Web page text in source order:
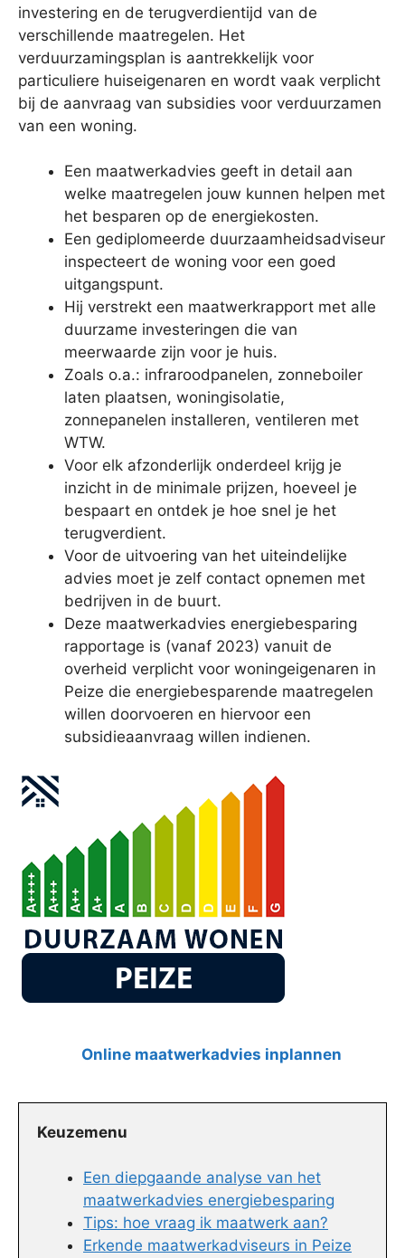
investering en de terugverdientijd van de
verschillende maatregelen. Het
verduurzamingsplan is aantrekkelijk voor
particuliere huiseigenaren en wordt vaak verplicht
bij de aanvraag van subsidies voor verduurzamen
van een woning.
Een maatwerkadvies geeft in detail aan
welke maatregelen jouw kunnen helpen met
het besparen op de energiekosten.
Een gediplomeerde duurzaamheidsadviseur
inspecteert de woning voor een goed
uitgangspunt.
Hij verstrekt een maatwerkrapport met alle
duurzame investeringen die van
meerwaarde zijn voor je huis.
Zoals o.a.: infraroodpanelen, zonneboiler
laten plaatsen, woningisolatie,
zonnepanelen installeren, ventileren met
WTW.
Voor elk afzonderlijk onderdeel krijg je
inzicht in de minimale prijzen, hoeveel je
bespaart en ontdek je hoe snel je het
terugverdient.
Voor de uitvoering van het uiteindelijke
advies moet je zelf contact opnemen met
bedrijven in de buurt.
Deze maatwerkadvies energiebesparing
rapportage is (vanaf 2023) vanuit de
overheid verplicht voor woningeigenaren in
Peize die energiebesparende maatregelen
willen doorvoeren en hiervoor een
subsidieaanvraag willen indienen.
Online maatwerkadvies inplannen
Keuzemenu
Een diepgaande analyse van het
maatwerkadvies energiebesparing
Tips: hoe vraag ik maatwerk aan?
Erkende maatwerkadviseurs in Peize